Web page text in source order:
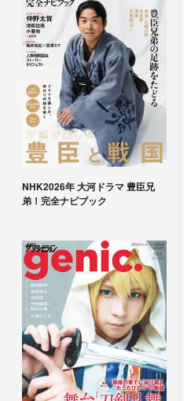
NHK2026年 大河ドラマ 豊臣兄
弟！完全ナビブック